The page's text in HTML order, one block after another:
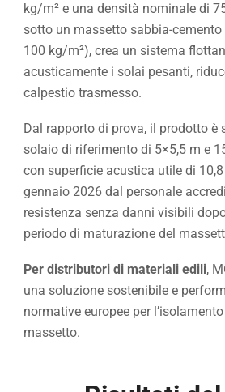
kg/m² e una densità nominale di
sotto un massetto sabbia-
100 kg/m²), crea un sistema
acusticamente i solai pesanti,
calpestio trasmesso.
Dal rapporto di prova, il prodotto è
solaio di riferimento di 5×5,5 m e
con superficie acustica utile di
gennaio 2026 dal personale
resistenza senza danni visibili
periodo di maturazione del
Per distributori di materiali edili,
una soluzione sostenibile e
normative europee per
massetto.